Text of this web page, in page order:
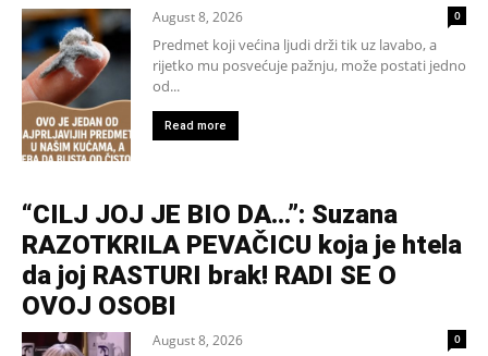
August 8, 2026 0
Predmet koji većina ljudi drži tik uz lavabo, a
rijetko mu posvećuje pažnju, može postati jedno
od...
Read more
“CILJ JOJ JE BIO DA…”: Suzana
RAZOTKRILA PEVAČICU koja je htela
da joj RASTURI brak! RADI SE O
OVOJ OSOBI
August 8, 2026 0